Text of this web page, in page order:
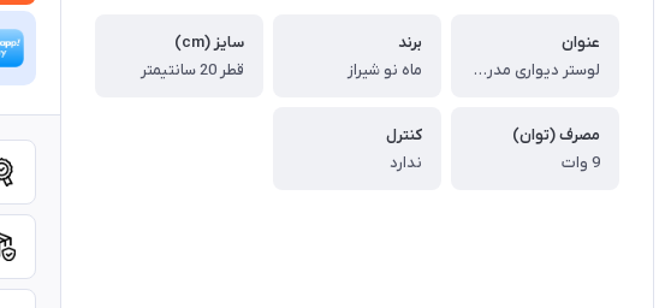
عنوان
لوستر دیواری مدرن طرح ماه سایز 20
برند
ماه نو شیراز
سایز (cm)
قطر 20 سانتیمتر
مصرف (توان)
9 وات
کنترل
ندارد